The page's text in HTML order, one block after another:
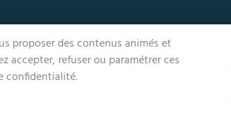
proposer des contenus animés et
accepter, refuser ou paramétrer ces
confidentialité.
jeudi et vendredi de 9h à 12h et de 14h à 17h
nocturne jusqu'à 19h pour l'Accueil et l'État Civil
à 12h (Accueil et État-Civil)